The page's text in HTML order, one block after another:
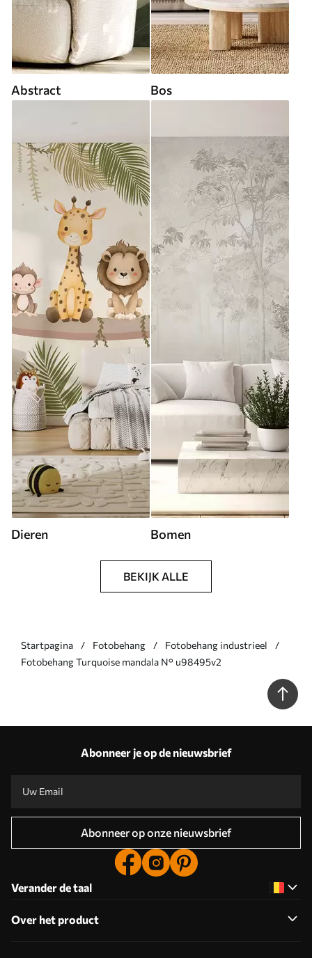
Abstract Bos
Dieren Bomen
BEKIJK ALLE
Startpagina Fotobehang
Fotobehang industrieel
Fotobehang Turquoise mandala N° u98495v2
Abonneer je op de nieuwsbrief
Abonneer op onze nieuwsbrief
Verander de taal
Over het product